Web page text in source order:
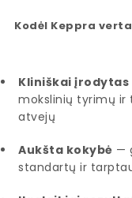
Kodėl Keppra
Kliniškai
mokslinių tyrimų ir
atvejų
Aukšta kokybė —
standartų ir